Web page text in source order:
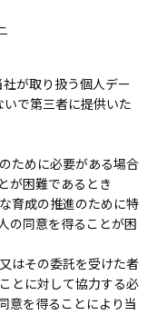
が取り扱う個人デー
で第三者に提供いた
ために必要がある場合
が困難であるとき
育成の推進のために特
の同意を得ることが困
はその委託を受けた者
とに対して協力する必
意を得ることにより当